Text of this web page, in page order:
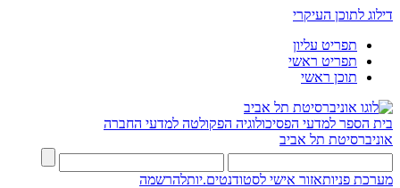
דילוג לתוכן העיקרי
תפריט עליון
תפריט ראשי
תוכן ראשי
בית הספר למדעי הפסיכולוגיה הפקולטה למדעי החברה
אוניברסיטת תל אביב
מערכת פניותאזור אישי לסטודנטים.יותלהרשמה